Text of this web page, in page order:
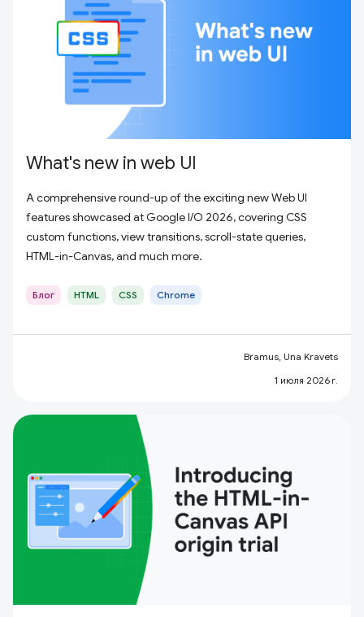
What's new in web UI
A comprehensive round-up of the exciting new Web UI
features showcased at Google I/O 2026, covering CSS
custom functions, view transitions, scroll-state queries,
HTML-in-Canvas, and much more.
Блог HTML CSS Chrome
Bramus, Una Kravets
1 июля 2026 г.